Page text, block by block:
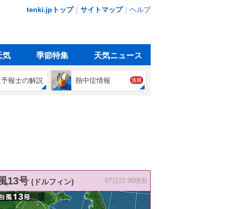
tenki.jpトップ｜ サイトマップ｜ ヘルプ
気 季節特集 天気ニュース
報士の解説 熱中症情報 注目
13号 (ドルフィン) 07日21:00現在